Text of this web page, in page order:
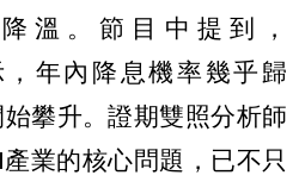
溫。節目中提到，
，年內降息機率幾乎歸
攀升。證期雙照分析師
業的核心問題，已不只